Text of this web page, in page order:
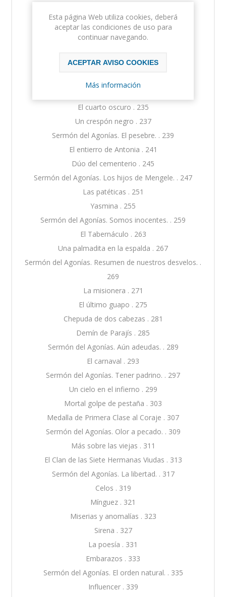
Jamín la Mona . 215
El país de los Pies Negros . 217
Zafarrancho de combate . 227
El cuarto oscuro . 235
Un crespón negro . 237
Sermón del Agonías. El pesebre. . 239
El entierro de Antonia . 241
Dúo del cementerio . 245
Sermón del Agonías. Los hijos de Mengele. . 247
Las patéticas . 251
Yasmina . 255
Sermón del Agonías. Somos inocentes. . 259
El Tabernáculo . 263
Una palmadita en la espalda . 267
Sermón del Agonías. Resumen de nuestros desvelos. .
269
La misionera . 271
El último guapo . 275
Chepuda de dos cabezas . 281
Demín de Parajís . 285
Sermón del Agonías. Aún adeudas. . 289
El carnaval . 293
Sermón del Agonías. Tener padrino. . 297
Un cielo en el infierno . 299
Mortal golpe de pestaña . 303
Medalla de Primera Clase al Coraje . 307
Sermón del Agonías. Olor a pecado. . 309
Más sobre las viejas . 311
El Clan de las Siete Hermanas Viudas . 313
Sermón del Agonías. La libertad. . 317
Celos . 319
Mínguez . 321
Miserias y anomalías . 323
Sirena . 327
La poesía . 331
Embarazos . 333
Sermón del Agonías. El orden natural. . 335
Influencer . 339
Esta página Web utiliza cookies, deberá
aceptar las condiciones de uso para
continuar navegando.
ACEPTAR AVISO COOKIES
Más información